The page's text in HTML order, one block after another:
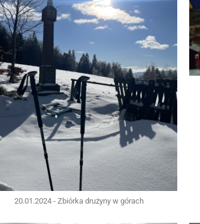
20.01.2024 - Zbiórka drużyny w górach